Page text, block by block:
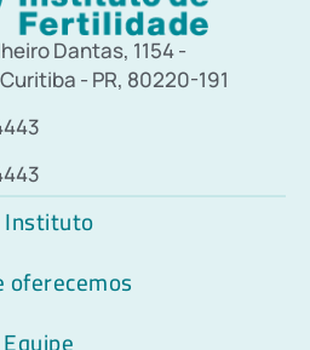
Dantas, 1154 -
- PR, 80220-191
Instituto
oferecemos